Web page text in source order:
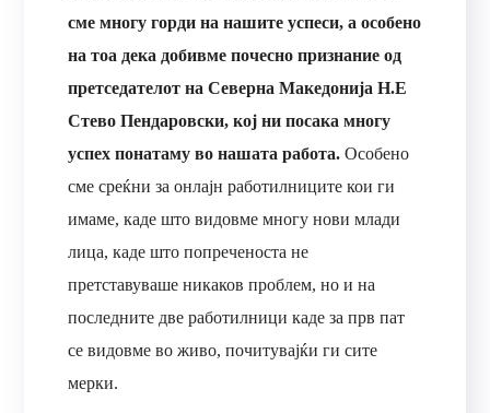
сме многу горди на нашите успеси, а особено
на тоа дека добивме почесно признание од
претседателот на Северна Македонија Н.Е
Стево Пендаровски, кој ни посака многу
успех понатаму во нашата работа. Особено
сме среќни за онлајн работилниците кои ги
имаме, каде што видовме многу нови млади
лица, каде што попреченоста не
претставуваше никаков проблем, но и на
последните две работилници каде за прв пат
се видовме во живо, почитувајќи ги сите
мерки.